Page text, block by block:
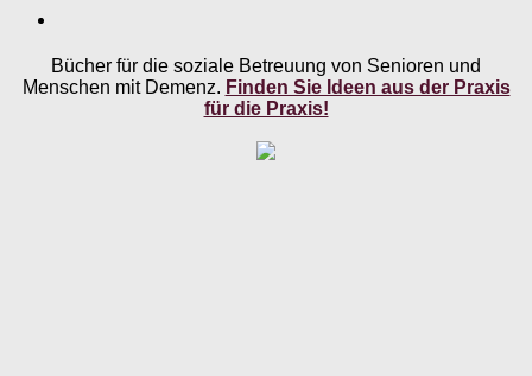
Bücher für die soziale Betreuung von Senioren und
Menschen mit Demenz. Finden Sie Ideen aus der Praxis
für die Praxis!